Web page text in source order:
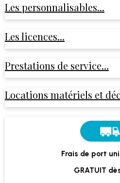
Les personnalisables...
Les licences...
Prestations de service...
Locations matériels et
Frais de port
GRATUIT